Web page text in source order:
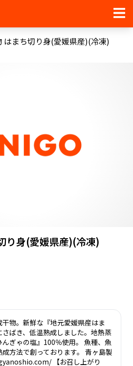
はまち切り身(愛媛県産)(冷凍)
り身(愛媛県産)(冷凍)
物。新鮮な『地元愛媛県産はま
ばき、低温熟成しました。地熱蒸
ぎゃの塩』100％使用。 魚種、魚
方法で創っております。 青ヶ島製
【お召し上がり